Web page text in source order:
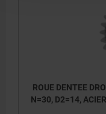
ROUE DENTEE
N=30, D2=14,